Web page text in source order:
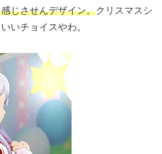
じさせんデザイン。クリスマスシ
いチョイスやわ。